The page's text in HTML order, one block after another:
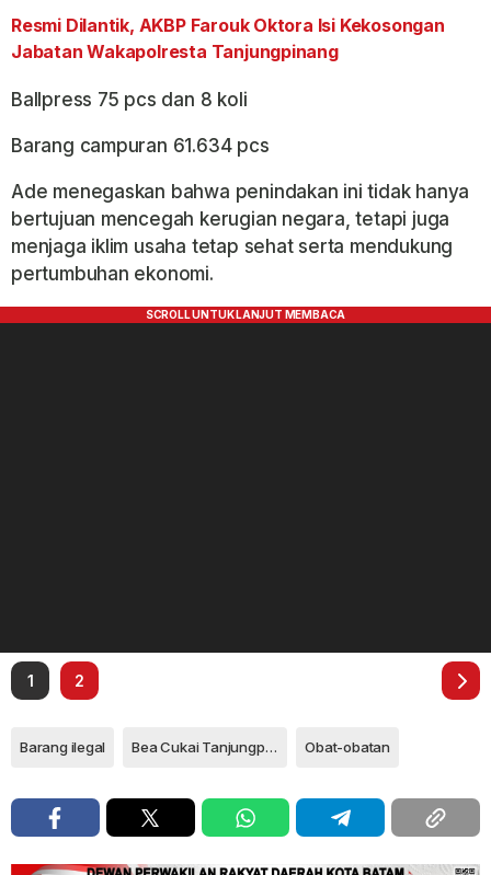
Resmi Dilantik, AKBP Farouk Oktora Isi Kekosongan
Jabatan Wakapolresta Tanjungpinang
Ballpress 75 pcs dan 8 koli
Barang campuran 61.634 pcs
Ade menegaskan bahwa penindakan ini tidak hanya
bertujuan mencegah kerugian negara, tetapi juga
menjaga iklim usaha tetap sehat serta mendukung
pertumbuhan ekonomi.
1 2
Barang ilegal Bea Cukai Tanjungpinang Obat-obatan